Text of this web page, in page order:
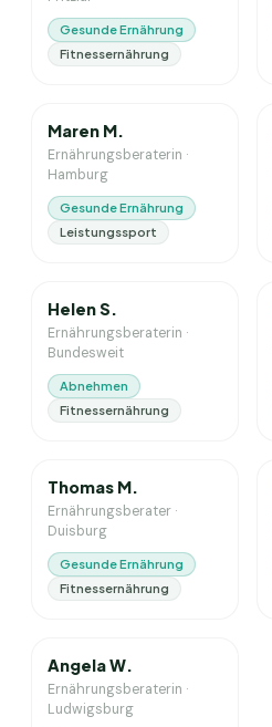
Gesunde Ernährung
Fitnessernährung
Maren M.
Ernährungsberaterin ·
Hamburg
Gesunde Ernährung
Leistungssport
Helen S.
Ernährungsberaterin ·
Bundesweit
Abnehmen
Fitnessernährung
Thomas M.
Ernährungsberater ·
Duisburg
Gesunde Ernährung
Fitnessernährung
Angela W.
Ernährungsberaterin ·
Ludwigsburg